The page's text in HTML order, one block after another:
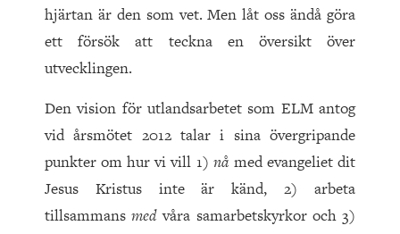
hjärtan är den som vet. Men låt oss ändå göra
ett försök att teckna en översikt över
utvecklingen.
Den vision för utlandsarbetet som ELM antog
vid årsmötet 2012 talar i sina övergripande
punkter om hur vi vill 1) nå med evangeliet dit
Jesus Kristus inte är känd, 2) arbeta
tillsammansmedvåra samarbetskyrkor och 3)